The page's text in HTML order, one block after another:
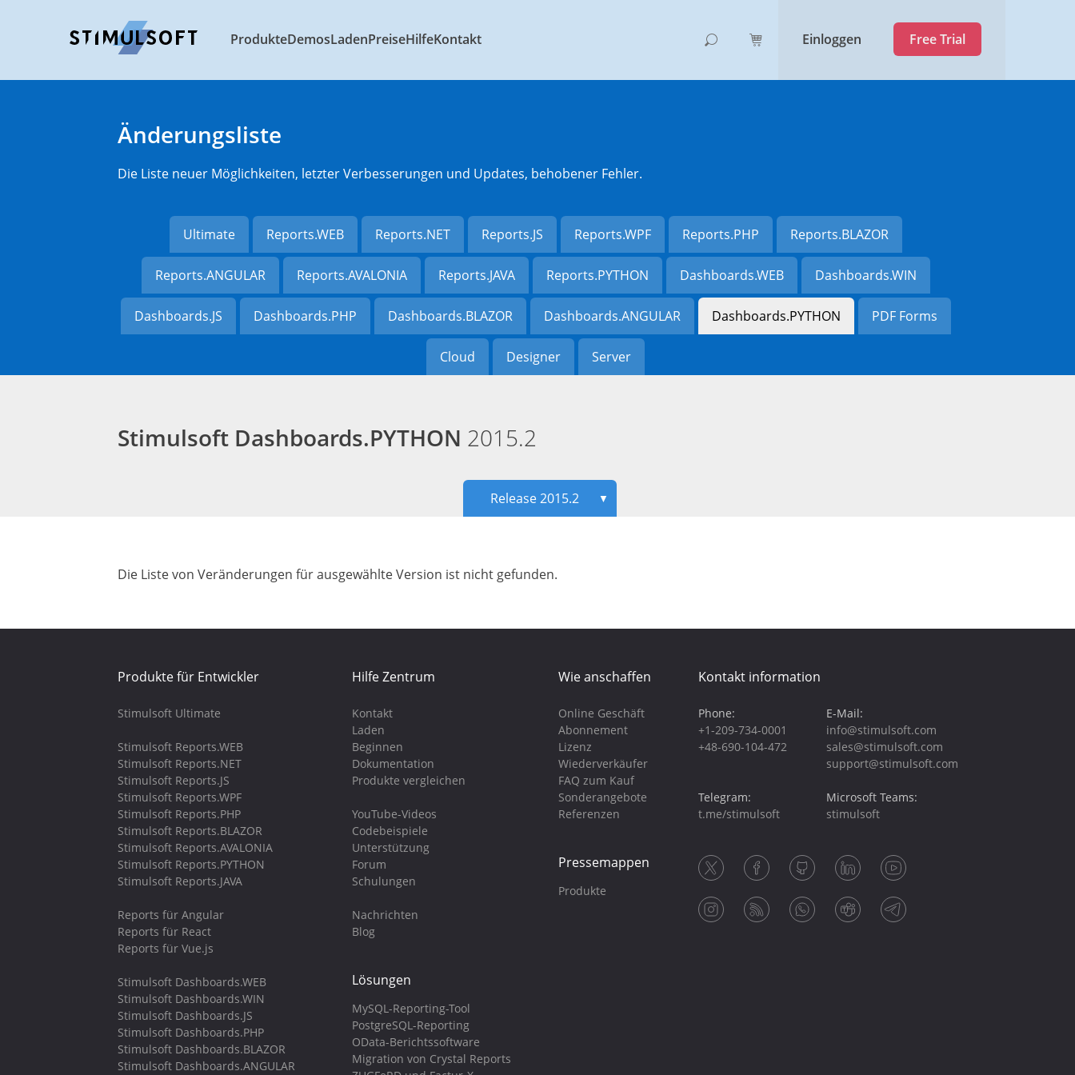
ProdukteDemosLadenPreiseHilfeKontakt Einloggen Free Trial
Änderungsliste
Die Liste neuer Möglichkeiten, letzter Verbesserungen und Updates, behobener Fehler.
Ultimate Reports.WEB Reports.NET Reports.JS Reports.WPF Reports.PHP Reports.BLAZOR
Reports.ANGULAR Reports.AVALONIA Reports.JAVA Reports.PYTHON Dashboards.WEB Dashboards.WIN
Dashboards.JS Dashboards.PHP Dashboards.BLAZOR Dashboards.ANGULAR Dashboards.PYTHON PDF Forms
Cloud Designer Server
Stimulsoft Dashboards.PYTHON 2015.2
Release 2015.2 ▼
Die Liste von Veränderungen für ausgewählte Version ist nicht gefunden.
Produkte für Entwickler
Stimulsoft Ultimate
Stimulsoft Reports.WEB
Stimulsoft Reports.NET
Stimulsoft Reports.JS
Stimulsoft Reports.WPF
Stimulsoft Reports.PHP
Stimulsoft Reports.BLAZOR
Stimulsoft Reports.AVALONIA
Stimulsoft Reports.PYTHON
Stimulsoft Reports.JAVA
Reports für Angular
Reports für React
Reports für Vue.js
Stimulsoft Dashboards.WEB
Stimulsoft Dashboards.WIN
Stimulsoft Dashboards.JS
Stimulsoft Dashboards.PHP
Stimulsoft Dashboards.BLAZOR
Stimulsoft Dashboards.ANGULAR
Hilfe Zentrum
Kontakt
Laden
Beginnen
Dokumentation
Produkte vergleichen
YouTube-Videos
Codebeispiele
Unterstützung
Forum
Schulungen
Nachrichten
Blog
Lösungen
MySQL-Reporting-Tool
PostgreSQL-Reporting
OData-Berichtssoftware
Migration von Crystal Reports
Wie anschaffen
Online Geschäft
Abonnement
Lizenz
Wiederverkäufer
FAQ zum Kauf
Sonderangebote
Referenzen
Pressemappen
Produkte
Kontakt information
Phone:
+1-209-734-0001
+48-690-104-472
Telegram:
t.me/stimulsoft
E-Mail:
info@stimulsoft.com
sales@stimulsoft.com
support@stimulsoft.com
Microsoft Teams:
stimulsoft